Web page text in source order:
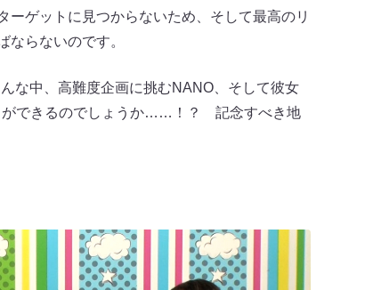
ゲットに見つからないため、そして最高のリ
らないのです。
な中、高難度企画に挑むNANO、そして彼女
ができるのでしょうか……！？ 記念すべき地